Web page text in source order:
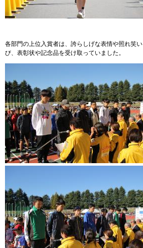
各部門の上位入賞者は、誇らしげな表情や照れ笑
び、表彰状や記念品を受け取っていました。